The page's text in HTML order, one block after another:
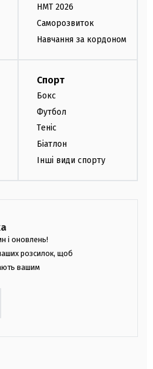
НМТ 2026
Саморозвиток
Навчання за кордоном
Спорт
Бокс
Футбол
Теніс
Біатлон
Інші види спорту
і оновлень!
розсилок, щоб
вашим